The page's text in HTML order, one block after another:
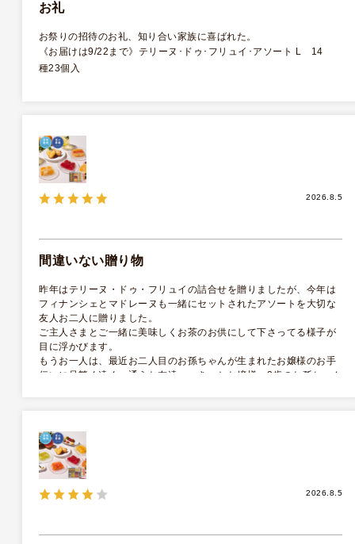
お礼
お祭りの招待のお礼、知り合い家族に喜ばれた。
《お届けは9/22まで》テリーヌ･ドゥ･フリュイ･アソート L 14
種23個入
2026.8.5
間違いない贈り物
昨年はテリーヌ・ドゥ・フリュイの詰合せを贈りましたが、今年は
フィナンシェとマドレーヌも一緒にセットされたアソートを大切な
友人お二人に贈りました。
ご主人さまとご一緒に美味しくお茶のお供にして下さってる様子が
目に浮かびます。
もうお一人は、最近お二人目のお孫ちゃんが生まれたお嬢様のお手
伝いに足繁く遠くへ通うお友達へ。きっとお嬢様、3歳のお孫ちゃん
種15個入
2026.8.5